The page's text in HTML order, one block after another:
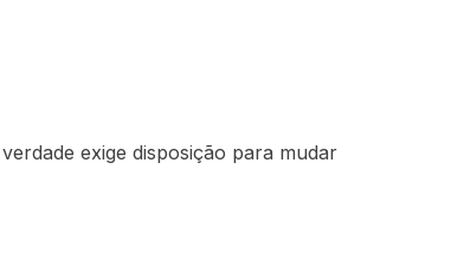
exige disposição para mudar